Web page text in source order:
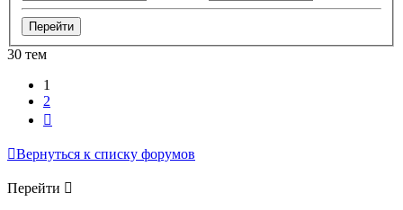
30 тем
1
2
Вернуться к списку форумов
Перейти